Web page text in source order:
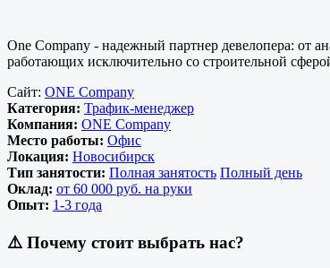
One Company - надежный партнер девелопера: от
работающих исключительно со строительной
Сайт: ONE Company
Категория: Трафик-менеджер
Компания: ONE Company
Место работы: Офис
Локация: Новосибирск
Тип занятости: Полная занятость Полный день
Оклад: от 60 000 руб. на руки
Опыт: 1-3 года
⚠️ Почему стоит выбрать нас?